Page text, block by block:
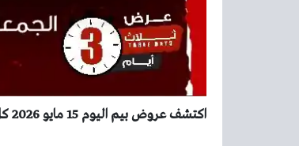
اكتشف عروض بيم اليوم 15 مايو 2026 كل فروع بيم الآن واستفد بأفضل الأسعار قبل انتهاء العروض